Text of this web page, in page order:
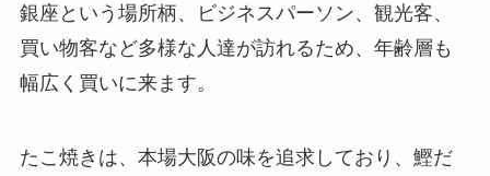
銀座という場所柄、ビジネスパーソン、観光客、
買い物客など多様な人達が訪れるため、年齢層も
幅広く買いに来ます。
たこ焼きは、本場大阪の味を追求しており、鰹だ